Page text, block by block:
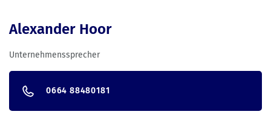
Alexander Hoor
Unternehmenssprecher
0664 88480181